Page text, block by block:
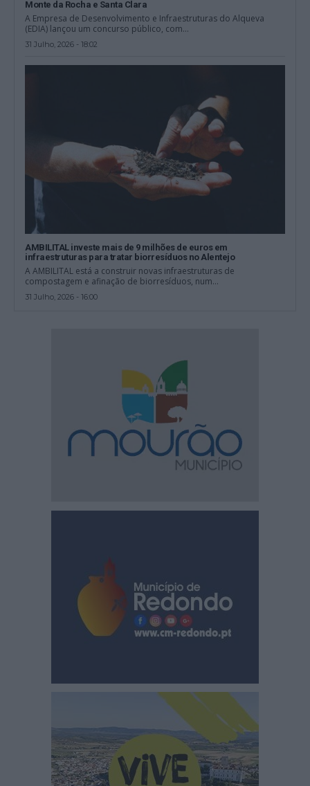
Monte da Rocha e Santa Clara
A Empresa de Desenvolvimento e Infraestruturas do Alqueva
(EDIA) lançou um concurso público, com...
31 Julho, 2026 - 18:02
AMBILITAL investe mais de 9 milhões de euros em
infraestruturas para tratar biorresíduos no Alentejo
A AMBILITAL está a construir novas infraestruturas de
compostagem e afinação de biorresíduos, num...
31 Julho, 2026 - 16:00